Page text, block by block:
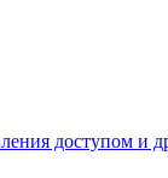
доступом и